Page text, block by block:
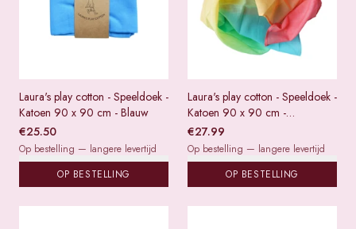
Laura's play cotton - Speeldoek -
Katoen 90 x 90 cm - Blauw
€25.50
Op bestelling — langere levertijd
OP BESTELLING
Laura's play cotton - Speeldoek -
Katoen 90 x 90 cm -
Regenboog pastel
€27.99
Op bestelling — langere levertijd
OP BESTELLING